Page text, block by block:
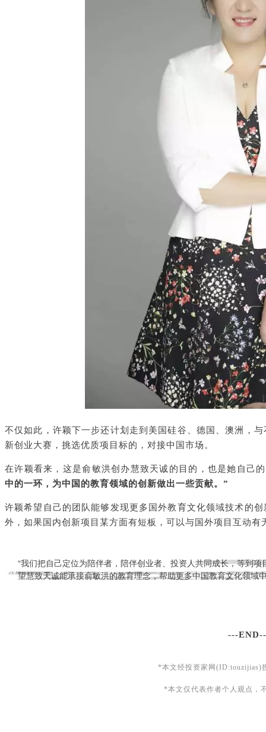
不仅如此，许颖下一步还计划走到美国硅谷、德国、澳洲，
新创业大赛，挑选优质项目标的，对接中国市场。
在许颖看来，这是俞敏洪创办慧致天诚的目的，也是她自己
中的一环，为中国的教育领域的创新做出一些贡献。”
许颖希望自己的团队能够发现更多国外教育文化领域技术的
外，如果国内创新项目某方面有短板，可以与国外项目互动有
“我们把自己定位为陪伴者，陪伴创业者、投资人共同成长，等到
望慧致天诚能承接俞敏洪的教育理念，帮助更多中国教育文化领域
---
*本文经投资家网 (ID:touzijias)
*本文仅代表作者个人观点，